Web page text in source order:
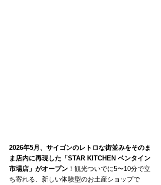
2026年5月、サイゴンのレトロな街並みをそのま
ま店内に再現した「STAR KITCHEN ベンタイン
市場店」がオープン ！観光ついでに5〜10分で立
ち寄れる、新しい体験型のお土産ショップで